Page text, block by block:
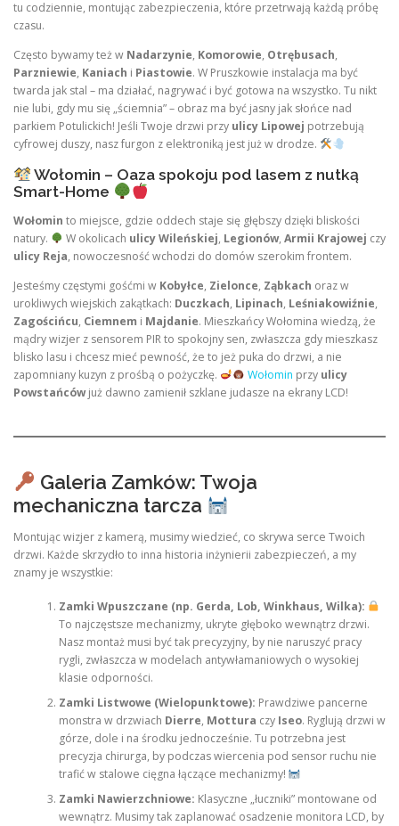
tu codziennie, montując zabezpieczenia, które przetrwają każdą próbę
czasu.
Często bywamy też w Nadarzynie, Komorowie, Otrębusach,
Parzniewie, Kaniach i Piastowie. W Pruszkowie instalacja ma być
twarda jak stal – ma działać, nagrywać i być gotowa na wszystko. Tu nikt
nie lubi, gdy mu się „ściemnia” – obraz ma być jasny jak słońce nad
parkiem Potulickich! Jeśli Twoje drzwi przy ulicy Lipowej potrzebują
cyfrowej duszy, nasz furgon z elektroniką jest już w drodze.
Wołomin – Oaza spokoju pod lasem z nutką
Smart-Home
Wołomin to miejsce, gdzie oddech staje się głębszy dzięki bliskości
natury.
W okolicach ulicy Wileńskiej, Legionów, Armii Krajowej czy
ulicy Reja, nowoczesność wchodzi do domów szerokim frontem.
Jesteśmy częstymi gośćmi w Kobyłce, Zielonce, Ząbkach oraz w
urokliwych wiejskich zakątkach: Duczkach, Lipinach, Leśniakowiźnie,
Zagościńcu, Ciemnem i Majdanie. Mieszkańcy Wołomina wiedzą, że
mądry wizjer z sensorem PIR to spokojny sen, zwłaszcza gdy mieszkasz
blisko lasu i chcesz mieć pewność, że to jeż puka do drzwi, a nie
zapomniany kuzyn z prośbą o pożyczkę.
Wołomin przy ulicy
Powstańcówjuż dawno zamienił szklane judasze na ekrany LCD!
Galeria Zamków: Twoja
mechaniczna tarcza
Montując wizjer z kamerą, musimy wiedzieć, co skrywa serce Twoich
drzwi. Każde skrzydło to inna historia inżynierii zabezpieczeń, a my
znamy je wszystkie:
Zamki Wpuszczane (np. Gerda, Lob, Winkhaus, Wilka):
To najczęstsze mechanizmy, ukryte głęboko wewnątrz drzwi.
Nasz montaż musi być tak precyzyjny, by nie naruszyć pracy
rygli, zwłaszcza w modelach antywłamaniowych o wysokiej
klasie odporności.
Zamki Listwowe (Wielopunktowe): Prawdziwe pancerne
monstra w drzwiach Dierre, Mottura czy Iseo. Ryglują drzwi w
górze, dole i na środku jednocześnie. Tu potrzebna jest
precyzja chirurga, by podczas wiercenia pod sensor ruchu nie
trafić w stalowe cięgna łączące mechanizmy!
Zamki Nawierzchniowe: Klasyczne „łuczniki” montowane od
wewnątrz. Musimy tak zaplanować osadzenie monitora LCD, by